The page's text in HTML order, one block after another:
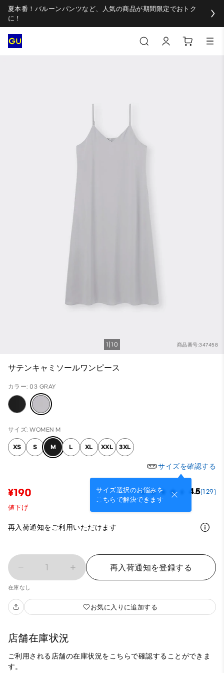
夏本番！バルーンパンツなど、人気の商品が期間限定でおトク
に！
商品番号:347458
1 10
サテンキャミソールワンピース
カラー: 03 GRAY
サイズ: WOMEN M
XS S M L XL XXL 3XL
サイズを確認する
サイズ選択のお悩みを
こちらで解決できます
¥190 4.5(129)
値下げ
再入荷通知をご利用いただけます
1 再入荷通知を登録する
在庫なし
お気に入りに追加する
店舗在庫状況
ご利用される店舗の在庫状況をこちらで確認することができま
す。